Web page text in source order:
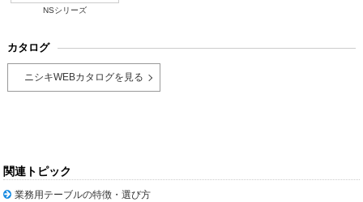
NSシリーズ
カタログ
ニシキWEBカタログを見る
関連トピック
業務用テーブルの特徴・選び方